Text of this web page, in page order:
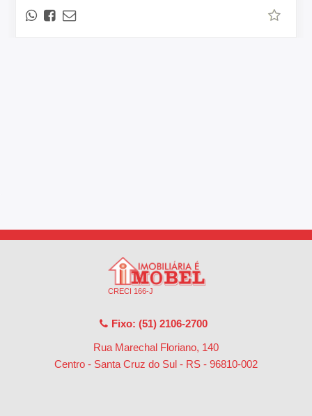
CRECI 166-J
Fixo: (51) 2106-2700
Rua Marechal Floriano, 140
Centro - Santa Cruz do Sul - RS - 96810-002